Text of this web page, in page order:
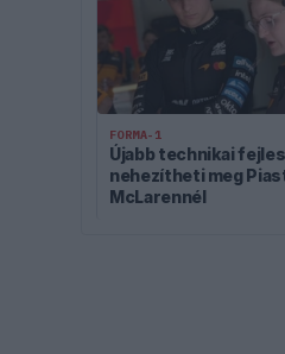
FORMA-1
Újabb technikai
nehezítheti meg
McLarennél